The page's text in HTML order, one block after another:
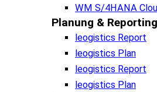
WM S/4HANA
Planung & Reporting
leogistics Report
leogistics Plan
leogistics Report
leogistics Plan